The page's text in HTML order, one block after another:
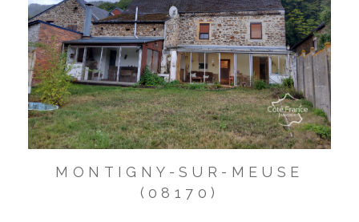
MONTIGNY-SUR-MEUSE
(08170)